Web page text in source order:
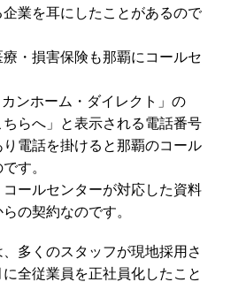
業を耳にしたことがあるので
・損害保険も那覇にコールセ
ンホーム・ダイレクト」の
ちらへ」と表示される電話番号
電話を掛けると那覇のコール
す。
ールセンターが対応した資料
の契約なのです。
多くのスタッフが現地採用さ
全従業員を正社員化したこと